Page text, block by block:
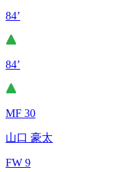
84’
84’
MF 30
山口 豪太
FW 9